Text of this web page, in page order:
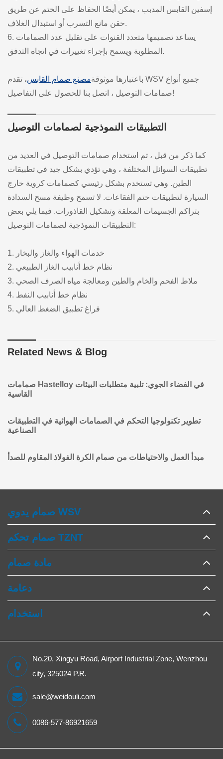
إسفين القابس المدبب ، يمكن أيضًا الحفاظ على الختم عن طريق
حقن مانع التسرب أو استبدال الغلاف.
6. يساعد تصميمها متعدد القنوات على تقليل عدد الصمامات
المطلوبة ويسمح بإجراء تغييرات في اتجاه التدفق.
باعتبارها موثوقةمصنع صمام القابس، تقدم WSV جميع أنواع
صمامات التوصيل ، اتصل بنا للحصول على التفاصيل!
التطبيقات النموذجية لصمامات التوصيل
كما ذكر من قبل ، تم استخدام صمامات التوصيل في العديد من
تطبيقات السوائل المختلفة ، وهي تؤدي بشكل جيد في تطبيقات
الطين. وهي تستخدم بشكل رئيسي كصمامات كروية خارج
السيارة لتطبيقات ختم الفقاعات. لا تسمح وظيفة مسح السدادة
بتراكم الجسيمات المعلقة وتشكيل القاذورات. فيما يلي بعض
التطبيقات النموذجية لصمامات التوصيل:
1. خدمات الهواء والغاز والبخار
2. نظام خط أنابيب الغاز الطبيعي
3. ملاط الفحم والخام والطين ومعالجة مياه الصرف الصحي
4. نظام خط أنابيب النفط
5. فراغ تطبيق الضغط العالي
Related News & Blog
صمامات Hastelloy في الفضاء الجوي: تلبية متطلبات البيئات
القاسية
تطوير تكنولوجيا التحكم في الصمامات الهوائية في التطبيقات
الصناعية
مبدأ العمل والاحتياطات من صمام الكرة الفولاذ المقاوم للصدأ
صمام يدوي WSV
صمام تحكم TZNT
مادة صمام
دعامة
استخدام
No.20, Xingyu Road, Airport Industrial Zone, Wenzhou
city, 325024 P.R.
sale@weidouli.com
0086-577-86921659